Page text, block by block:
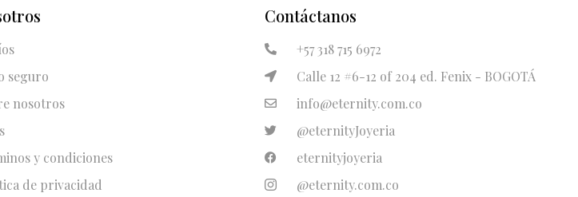
seguro
nosotros
y condiciones
de privacidad
Contáctanos
+57 318 715 6972
Calle 12 #6-12 of 204 ed. Fenix - BOGOTÁ
info@eternity.com.co
@eternityJoyeria
eternityjoyeria
@eternity.com.co